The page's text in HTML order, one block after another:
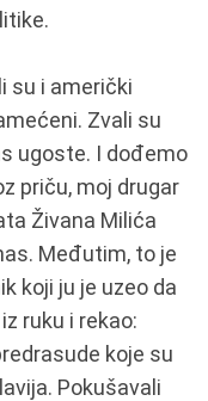
su i američki
Zvali su
ugoste. I dođemo
priču, moj drugar
Živana Milića
Međutim, to je
koji ju je uzeo da
ruku i rekao:
koje su
Pokušavali